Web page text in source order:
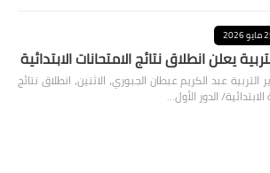
2026
يعلن انطلاق نتائج الامتحانات الابتدائية
التربية عبد الكريم عبطان الجبوري، الاثنين، انطلاق نتائج
الدور الأول…